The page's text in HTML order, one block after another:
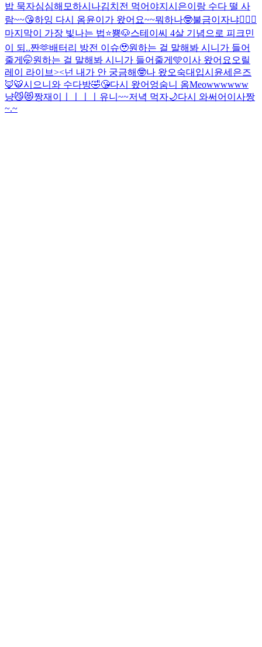
밥 묵자심심해 모하시나김치전 먹어야지 시은이랑 수다 떨 사
람~~😘하잉 다시 옴윤이가 왔어요~~뭐하나🤓불금이자냐❤️‍🔥🐶
마지막이 가장 빛나는 법⭐️뿅🐶스테이씨 4살 기념으로 피크민
이 되..짠🫶배터리 방전 이슈🥹원하는 걸 말해봐 시니가 들어
줄게🤭원하는 걸 말해봐 시니가 들어줄게🩵이사 왔어요오 릴
레이 라이브><넌 내가 안 궁금해🤓나 왔오숙대입시 윤세은즈
🦊🐯시으니와 수다방🤣😘다시 왔어엉숨니 옴Meowwwwww
냥😼😻짱재이ㅣㅣㅣㅣ 유니~~저녁 먹자🌙다시 와써어 이사짱
~.~